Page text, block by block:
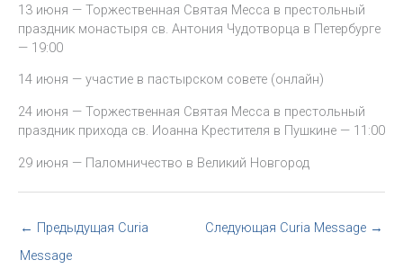
13 июня — Торжественная Святая Месса в престольный
праздник монастыря св. Антония Чудотворца в Петербурге
— 19:00
14 июня — участие в пастырском совете (онлайн)
24 июня — Торжественная Святая Месса в престольный
праздник прихода св. Иоанна Крестителя в Пушкине — 11:00
29 июня — Паломничество в Великий Новгород
← Предыдущая Curia
Message
Следующая Curia Message →